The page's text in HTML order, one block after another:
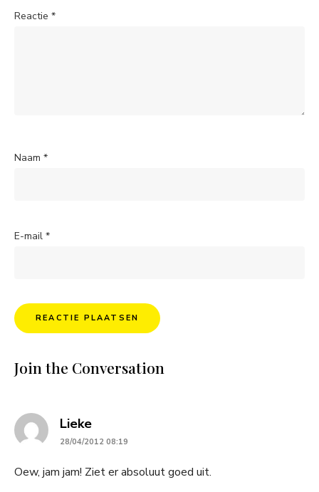
Reactie *
Naam *
E-mail *
Join the Conversation
Liekesays:
28/04/2012 08:19
Oew, jam jam! Ziet er absoluut goed uit.